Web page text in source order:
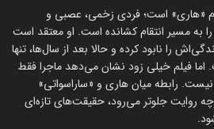
«هاری» است؛ فردی زخمی، عصبی و
به مسیر انتقام کشانده است. او معتقد است
را نابود کرده و حالا بعد از سال‌ها، تنها
فیلم خیلی زود نشان می‌دهد ماجرا فقط
نیست. رابطه میان هاری و «ساراسواتی»
روایت جلوتر می‌رود، حقیقت‌های تازه‌ای